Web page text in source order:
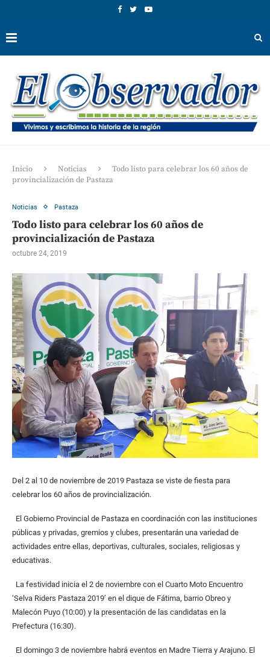
Inicio Noticias
Todo listo para celebrar los 60 años de
provincialización de Pastaza
Noticias Pastaza
Todo listo para celebrar los 60 años de
provincialización de Pastaza
octubre 24, 2019
Del 2 al 10 de noviembre de 2019 Pastaza se viste de fiesta para
celebrar los 60 años de provincialización.
El Gobierno Provincial de Pastaza en coordinación con las instituciones
públicas y privadas, gremios y clubes, presentarán una variedad de
actividades entre ellas, deportivas, culturales, sociales, religiosas y
educativas.
La festividad inicia el 2 de noviembre con el Cuarto Moto Encuentro
‘Selva Riders Pastaza 2019’ en el dique de Fátima, barrio Obreo y
Malecón Puyo (10:00) y la presentación de las candidatas en la
Prefectura (16:30).
El domingo 3 de noviembre habrá eventos en Madre Tierra y Arajuno. El